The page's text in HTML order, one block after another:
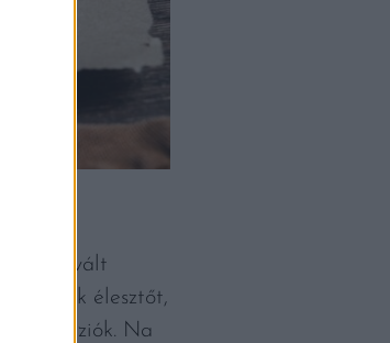
vált
élesztőt,
mai verziók. Na